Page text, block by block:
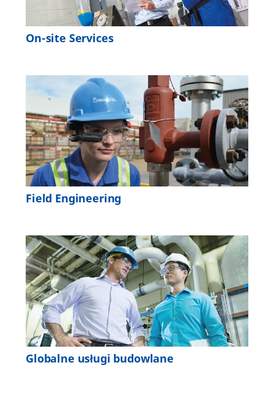
On-site Services
Field Engineering
Globalne usługi budowlane